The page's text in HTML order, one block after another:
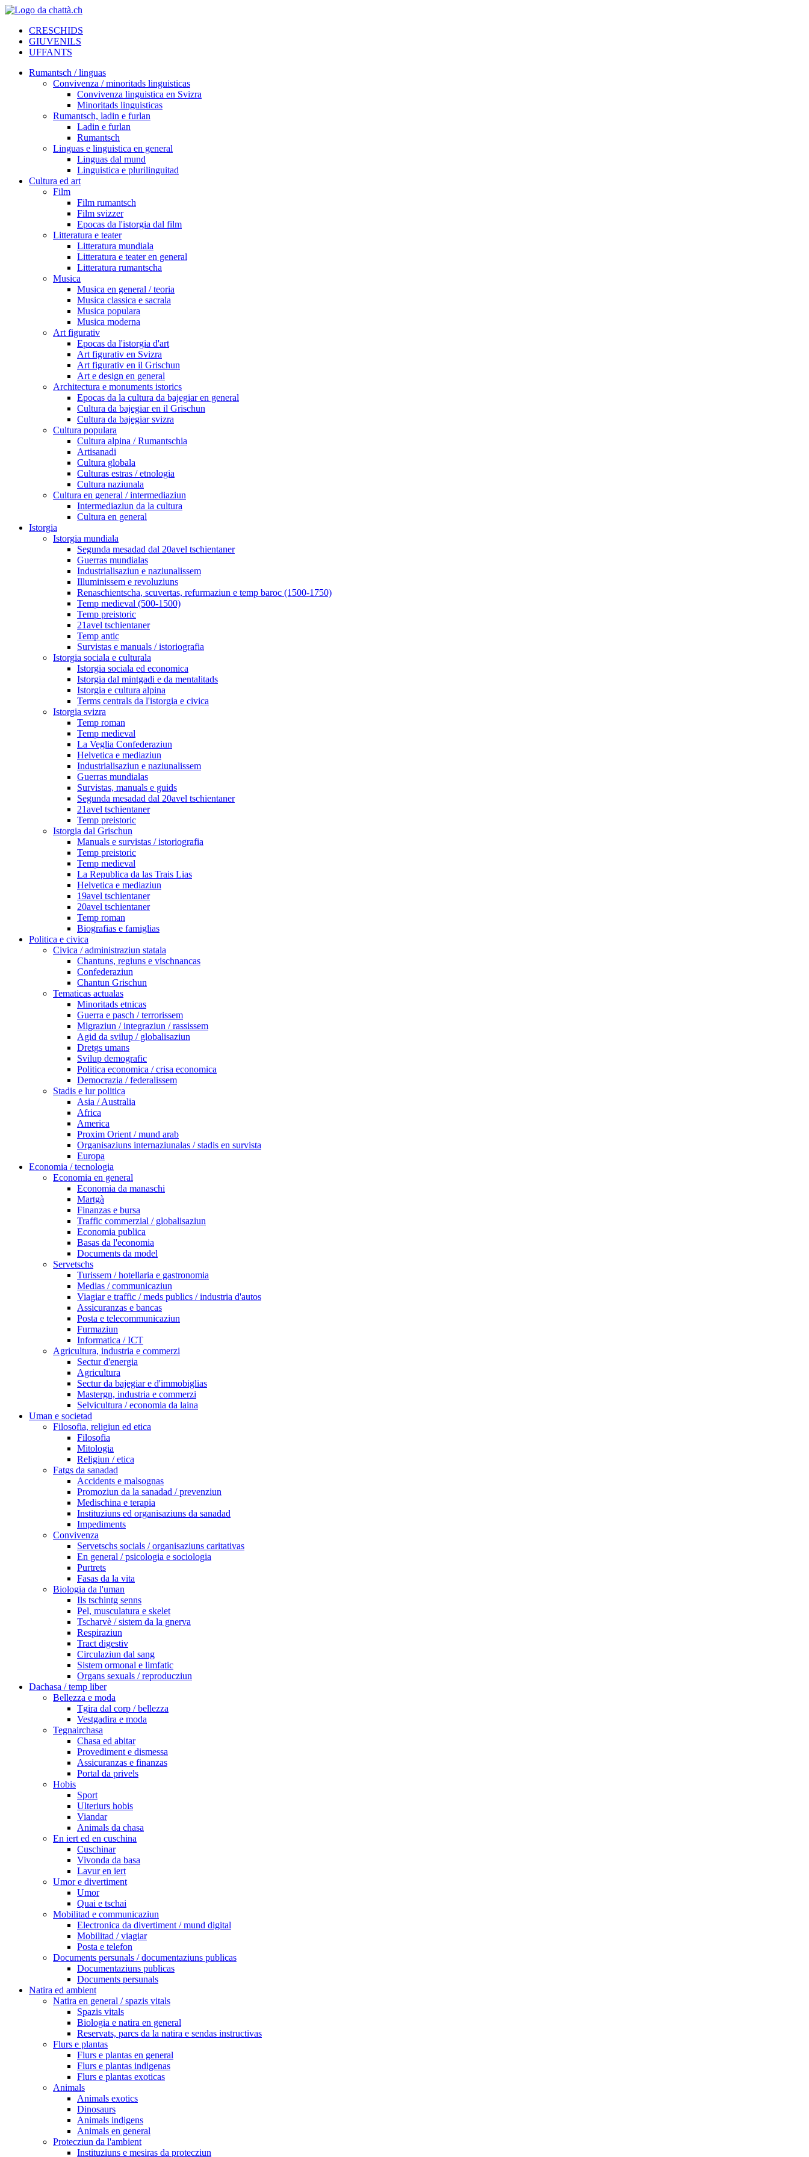
CRESCHIDS
GIUVENILS
UFFANTS
Rumantsch / linguas
Convivenza / minoritads linguisticas
Convivenza linguistica en Svizra
Minoritads linguisticas
Rumantsch, ladin e furlan
Ladin e furlan
Rumantsch
Linguas e linguistica en general
Linguas dal mund
Linguistica e plurilinguitad
Cultura ed art
Film
Film rumantsch
Film svizzer
Epocas da l'istorgia dal film
Litteratura e teater
Litteratura mundiala
Litteratura e teater en general
Litteratura rumantscha
Musica
Musica en general / teoria
Musica classica e sacrala
Musica populara
Musica moderna
Art figurativ
Epocas da l'istorgia d'art
Art figurativ en Svizra
Art figurativ en il Grischun
Art e design en general
Architectura e monuments istorics
Epocas da la cultura da bajegiar en general
Cultura da bajegiar en il Grischun
Cultura da bajegiar svizra
Cultura populara
Cultura alpina / Rumantschia
Artisanadi
Cultura globala
Culturas estras / etnologia
Cultura naziunala
Cultura en general / intermediaziun
Intermediaziun da la cultura
Cultura en general
Istorgia
Istorgia mundiala
Segunda mesadad dal 20avel tschientaner
Guerras mundialas
Industrialisaziun e naziunalissem
Illuminissem e revoluziuns
Renaschientscha, scuvertas, refurmaziun e temp baroc (1500-1750)
Temp medieval (500-1500)
Temp preistoric
21avel tschientaner
Temp antic
Survistas e manuals / istoriografia
Istorgia sociala e culturala
Istorgia sociala ed economica
Istorgia dal mintgadi e da mentalitads
Istorgia e cultura alpina
Terms centrals da l'istorgia e civica
Istorgia svizra
Temp roman
Temp medieval
La Veglia Confederaziun
Helvetica e mediaziun
Industrialisaziun e naziunalissem
Guerras mundialas
Survistas, manuals e guids
Segunda mesadad dal 20avel tschientaner
21avel tschientaner
Temp preistoric
Istorgia dal Grischun
Manuals e survistas / istoriografia
Temp preistoric
Temp medieval
La Republica da las Trais Lias
Helvetica e mediaziun
19avel tschientaner
20avel tschientaner
Temp roman
Biografias e famiglias
Politica e civica
Civica / administraziun statala
Chantuns, regiuns e vischnancas
Confederaziun
Chantun Grischun
Tematicas actualas
Minoritads etnicas
Guerra e pasch / terrorissem
Migraziun / integraziun / rassissem
Agid da svilup / globalisaziun
Dretgs umans
Svilup demografic
Politica economica / crisa economica
Democrazia / federalissem
Stadis e lur politica
Asia / Australia
Africa
America
Proxim Orient / mund arab
Organisaziuns internaziunalas / stadis en survista
Europa
Economia / tecnologia
Economia en general
Economia da manaschi
Martgà
Finanzas e bursa
Traffic commerzial / globalisaziun
Economia publica
Basas da l'economia
Documents da model
Servetschs
Turissem / hotellaria e gastronomia
Medias / communicaziun
Viagiar e traffic / meds publics / industria d'autos
Assicuranzas e bancas
Posta e telecommunicaziun
Furmaziun
Informatica / ICT
Agricultura, industria e commerzi
Sectur d'energia
Agricultura
Sectur da bajegiar e d'immobiglias
Mastergn, industria e commerzi
Selvicultura / economia da laina
Uman e societad
Filosofia, religiun ed etica
Filosofia
Mitologia
Religiun / etica
Fatgs da sanadad
Accidents e malsognas
Promoziun da la sanadad / prevenziun
Medischina e terapia
Instituziuns ed organisaziuns da sanadad
Impediments
Convivenza
Servetschs socials / organisaziuns caritativas
En general / psicologia e sociologia
Purtrets
Fasas da la vita
Biologia da l'uman
Ils tschintg senns
Pel, musculatura e skelet
Tscharvè / sistem da la gnerva
Respiraziun
Tract digestiv
Circulaziun dal sang
Sistem ormonal e limfatic
Organs sexuals / reproducziun
Dachasa / temp liber
Bellezza e moda
Tgira dal corp / bellezza
Vestgadira e moda
Tegnairchasa
Chasa ed abitar
Provediment e dismessa
Assicuranzas e finanzas
Portal da privels
Hobis
Sport
Ulteriurs hobis
Viandar
Animals da chasa
En iert ed en cuschina
Cuschinar
Vivonda da basa
Lavur en iert
Umor e divertiment
Umor
Quai e tschai
Mobilitad e communicaziun
Electronica da divertiment / mund digital
Mobilitad / viagiar
Posta e telefon
Documents persunals / documentaziuns publicas
Documentaziuns publicas
Documents persunals
Natira ed ambient
Natira en general / spazis vitals
Spazis vitals
Biologia e natira en general
Reservats, parcs da la natira e sendas instructivas
Flurs e plantas
Flurs e plantas en general
Flurs e plantas indigenas
Flurs e plantas exoticas
Animals
Animals exotics
Dinosaurs
Animals indigens
Animals en general
Protecziun da l'ambient
Instituziuns e mesiras da protecziun